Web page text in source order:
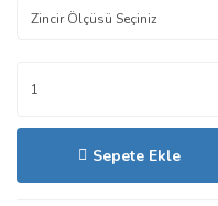
Sepete Ekle